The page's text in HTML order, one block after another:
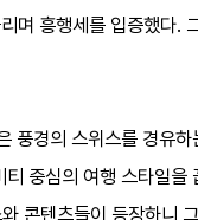
며 흥행세를 입증했다.
풍경의 스위스를 경유
중심의 여행 스타일
콘텐츠들이 등장하니